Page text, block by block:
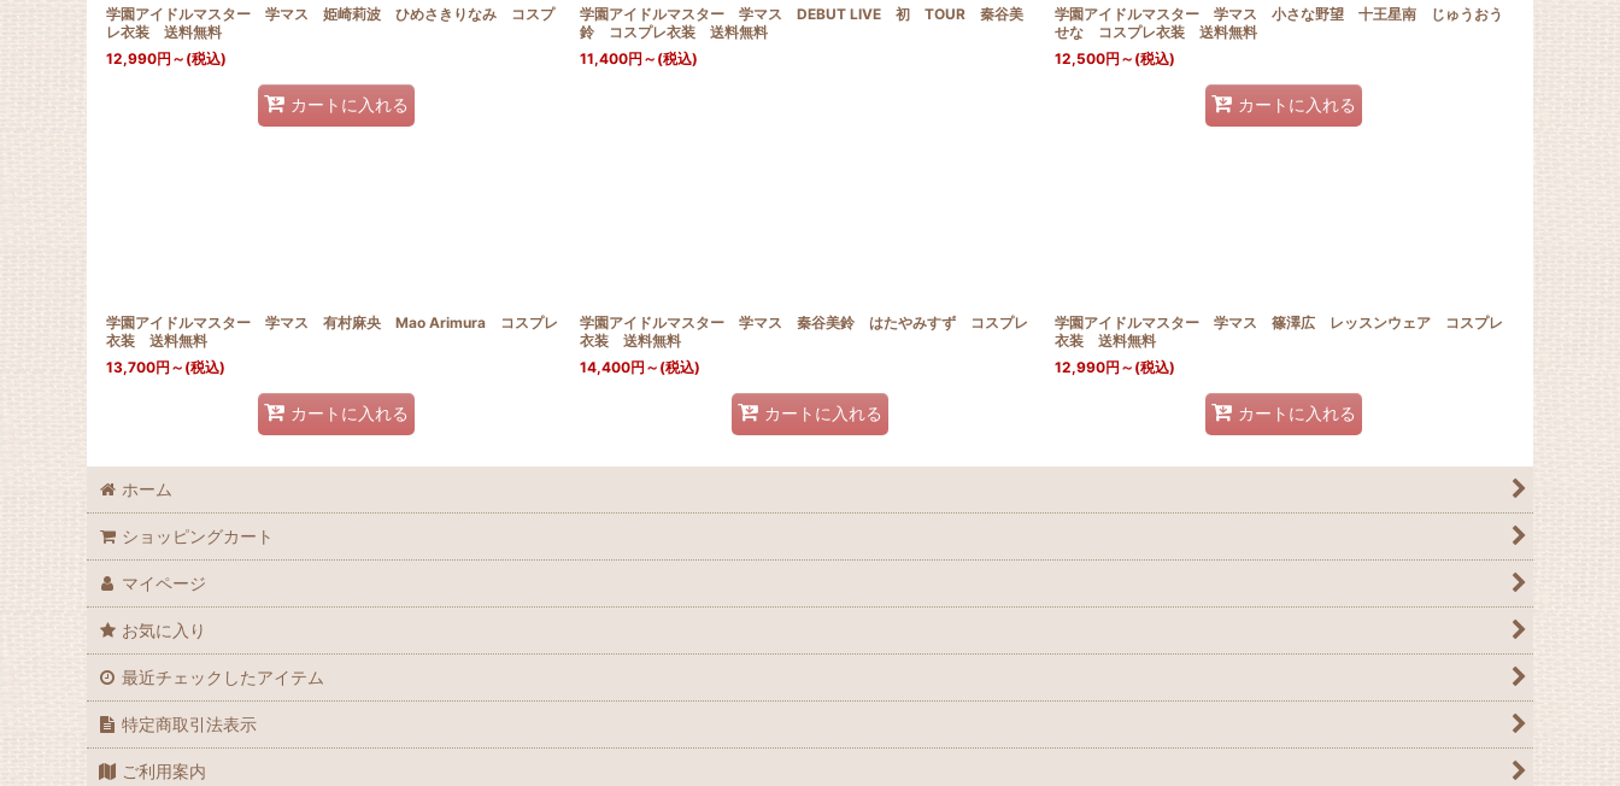
学園アイドルマスター 学マス 姫崎莉波 ひめさきりなみ コスプ
レ衣装 送料無料
12,990円 ～ (税込)
カートに入れる
学園アイドルマスター 学マス DEBUT LIVE 初 TOUR 秦谷美
鈴 コスプレ衣装 送料無料
11,400円 ～ (税込)
学園アイドルマスター 学マス 小さな野望 十王星南 じゅうおう
せな コスプレ衣装 送料無料
12,500円 ～ (税込)
カートに入れる
学園アイドルマスター 学マス 有村麻央 Mao Arimura コスプレ
衣装 送料無料
13,700円 ～ (税込)
カートに入れる
学園アイドルマスター 学マス 秦谷美鈴 はたやみすず コスプレ
衣装 送料無料
14,400円 ～ (税込)
カートに入れる
学園アイドルマスター 学マス 篠澤広 レッスンウェア コスプレ
衣装 送料無料
12,990円 ～ (税込)
カートに入れる
ホーム
ショッピングカート
マイページ
お気に入り
最近チェックしたアイテム
特定商取引法表示
ご利用案内